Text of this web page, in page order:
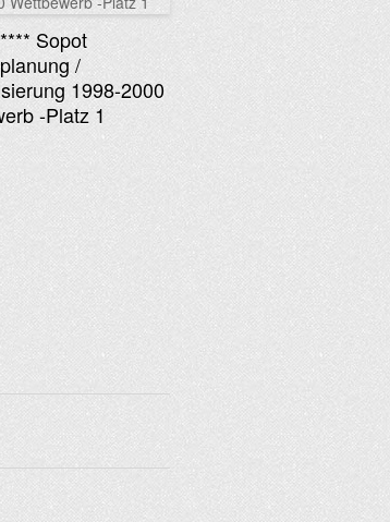
Sopot
/
1998-2000
-Platz 1